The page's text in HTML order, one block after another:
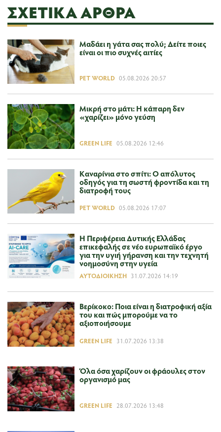
ΣΧΕΤΙΚΆ ΆΡΘΡΑ
Μαδάει η γάτα σας πολύ; Δείτε ποιες
είναι οι πιο συχνές αιτίες
PET WORLD 05.08.2026 20:57
Μικρή στο μάτι: Η κάπαρη δεν
«χαρίζει» μόνο γεύση
GREEN LIFE 05.08.2026 12:46
Καναρίνια στο σπίτι: Ο απόλυτος
οδηγός για τη σωστή φροντίδα και τη
διατροφή τους
PET WORLD 05.08.2026 17:07
Η Περιφέρεια Δυτικής Ελλάδας
επικεφαλής σε νέο ευρωπαϊκό έργο
για την υγιή γήρανση και την τεχνητή
νοημοσύνη στην υγεία
ΑΥΤΟΔΙΟΊΚΗΣΗ 31.07.2026 14:19
Βερίκοκο: Ποια είναι η διατροφική αξία
του και πώς μπορούμε να το
αξιοποιήσουμε
GREEN LIFE 31.07.2026 13:38
Όλα όσα χαρίζουν οι φράουλες στον
οργανισμό μας
GREEN LIFE 28.07.2026 13:48